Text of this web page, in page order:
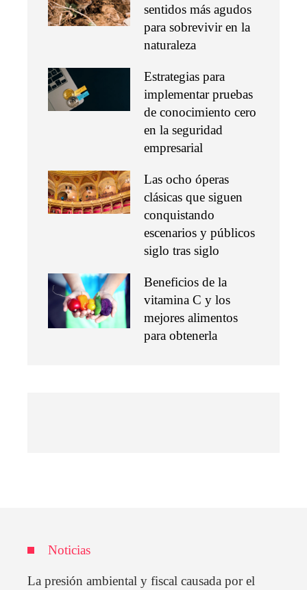
sentidos más agudos
para sobrevivir en la
naturaleza
Estrategias para
implementar pruebas
de conocimiento cero
en la seguridad
empresarial
Las ocho óperas
clásicas que siguen
conquistando
escenarios y públicos
siglo tras siglo
Beneficios de la
vitamina C y los
mejores alimentos
para obtenerla
Noticias
La presión ambiental y fiscal causada por el